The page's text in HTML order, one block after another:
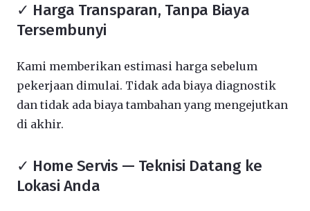
✓ Harga Transparan, Tanpa Biaya
Tersembunyi
Kami memberikan estimasi harga sebelum
pekerjaan dimulai. Tidak ada biaya diagnostik
dan tidak ada biaya tambahan yang mengejutkan
di akhir.
✓ Home Servis — Teknisi Datang ke
Lokasi Anda